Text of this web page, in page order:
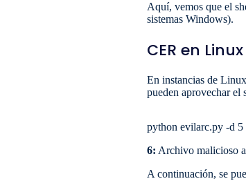
Aquí, vemos que el
sistemas Windows).
CER en Linux
En instancias de
pueden aprovechar
python evilarc.py -d 5
6: Archivo malicioso
A continuación, se